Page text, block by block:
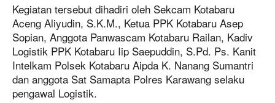
Kegiatan tersebut dihadiri oleh Sekcam Kotabaru
Aceng Aliyudin, S.K.M., Ketua PPK Kotabaru Asep
Sopian, Anggota Panwascam Kotabaru Railan, Kadiv
Logistik PPK Kotabaru Iip Saepuddin, S.Pd. Ps. Kanit
Intelkam Polsek Kotabaru Aipda K. Nanang Sumantri
dan anggota Sat Samapta Polres Karawang selaku
pengawal Logistik.